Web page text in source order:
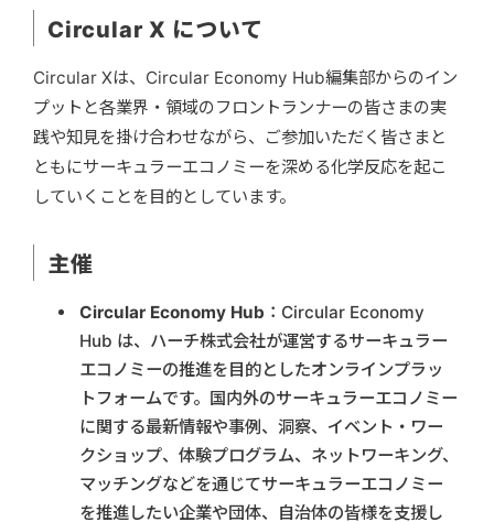
Circular X について
Circular Xは、Circular Economy Hub編集部からのイン
プットと各業界・領域のフロントランナーの皆さまの実
践や知見を掛け合わせながら、ご参加いただく皆さまと
ともにサーキュラーエコノミーを深める化学反応を起こ
していくことを目的としています。
主催
Circular Economy Hub ：Circular Economy
Hub は、ハーチ株式会社が運営するサーキュラー
エコノミーの推進を目的としたオンラインプラッ
トフォームです。国内外のサーキュラーエコノミー
に関する最新情報や事例、洞察、イベント・ワー
クショップ、体験プログラム、ネットワーキング、
マッチングなどを通じてサーキュラーエコノミー
を推進したい企業や団体、自治体の皆様を支援し